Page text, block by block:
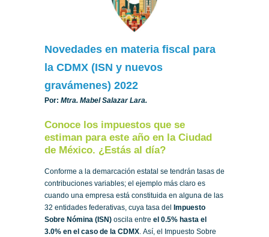
Novedades en materia fiscal para
la CDMX (ISN y nuevos
gravámenes) 2022
Por: Mtra. Mabel Salazar Lara.
Conoce los impuestos que se
estiman para este año en la Ciudad
de México. ¿Estás al día?
Conforme a la demarcación estatal se tendrán tasas de
contribuciones variables; el ejemplo más claro es
cuando una empresa está constituida en alguna de las
32 entidades federativas, cuya tasa del
Impuesto
Sobre Nómina (ISN) oscila entre el 0.5% hasta el
3.0% en el caso de la CDMX. Así, el Impuesto Sobre